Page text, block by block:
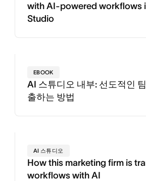
with AI-powered workflows
Studio
EBOOK
AI 스튜디오 내부: 선도적인
출하는 방법
AI 스튜디오
How this marketing firm is
workflows with AI